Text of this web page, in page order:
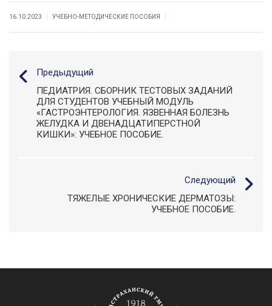
16.10.2023 УЧЕБНО-МЕТОДИЧЕСКИЕ ПОСОБИЯ
Предыдущий
ПЕДИАТРИЯ. СБОРНИК ТЕСТОВЫХ ЗАДАНИЙ
ДЛЯ СТУДЕНТОВ УЧЕБНЫЙ МОДУЛЬ
«ГАСТРОЭНТЕРОЛОГИЯ. ЯЗВЕННАЯ БОЛЕЗНЬ
ЖЕЛУДКА И ДВЕНАДЦАТИПЕРСТНОЙ
КИШКИ»: УЧЕБНОЕ ПОСОБИЕ.
Следующий
ТЯЖЕЛЫЕ ХРОНИЧЕСКИЕ ДЕРМАТОЗЫ:
УЧЕБНОЕ ПОСОБИЕ.